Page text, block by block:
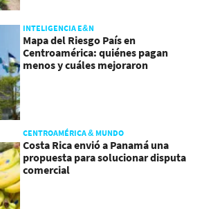
INTELIGENCIA E&N
Mapa del Riesgo País en
Centroamérica: quiénes pagan
menos y cuáles mejoraron
CENTROAMÉRICA & MUNDO
Costa Rica envió a Panamá una
propuesta para solucionar disputa
comercial